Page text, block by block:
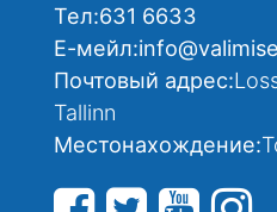
Тел:631 6633
Е-мейл:
Почтовый адрес:
Tallinn
Местонахождение: